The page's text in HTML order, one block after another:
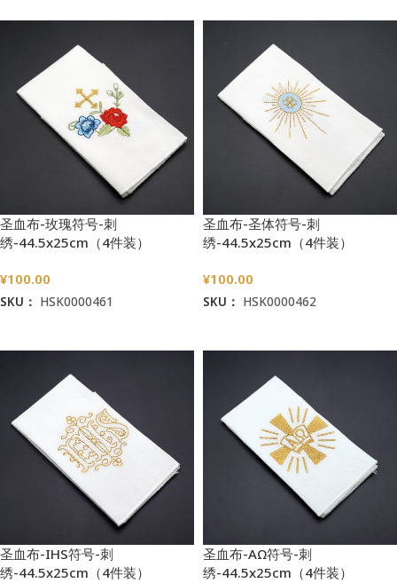
圣血布-玫瑰符号-刺
绣-44.5x25cm（4件装）
¥100.00
SKU： HSK0000461
圣血布-圣体符号-刺
绣-44.5x25cm（4件装）
¥100.00
SKU： HSK0000462
圣血布-IHS符号-刺
绣-44.5x25cm（4件装）
圣血布-AΩ符号-刺
绣-44.5x25cm（4件装）